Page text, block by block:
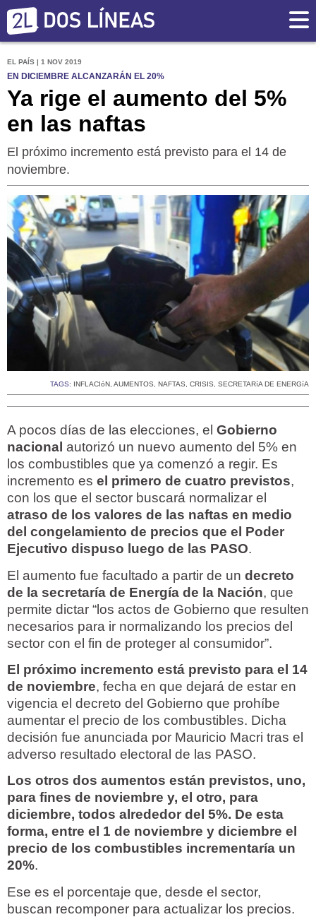
EL PAÍS | 1 NOV 2019
EN DICIEMBRE ALCANZARÁN EL 20%
Ya rige el aumento del 5%
en las naftas
El próximo incremento está previsto para el 14 de
noviembre.
TAGS: INFLACIóN, AUMENTOS, NAFTAS, CRISIS, SECRETARíA DE ENERGíA
A pocos días de las elecciones, el Gobierno
nacional autorizó un nuevo aumento del 5% en
los combustibles que ya comenzó a regir. Es
incremento es el primero de cuatro previstos,
con los que el sector buscará normalizar el
atraso de los valores de las naftas en medio
del congelamiento de precios que el Poder
Ejecutivo dispuso luego de las PASO.
El aumento fue facultado a partir de un decreto
de la secretaría de Energía de la Nación, que
permite dictar “los actos de Gobierno que resulten
necesarios para ir normalizando los precios del
sector con el fin de proteger al consumidor”.
El próximo incremento está previsto para el 14
de noviembre, fecha en que dejará de estar en
vigencia el decreto del Gobierno que prohíbe
aumentar el precio de los combustibles. Dicha
decisión fue anunciada por Mauricio Macri tras el
adverso resultado electoral de las PASO.
Los otros dos aumentos están previstos, uno,
para fines de noviembre y, el otro, para
diciembre, todos alrededor del 5%. De esta
forma, entre el 1 de noviembre y diciembre el
precio de los combustibles incrementaría un
20%.
Ese es el porcentaje que, desde el sector,
buscan recomponer para actualizar los precios.